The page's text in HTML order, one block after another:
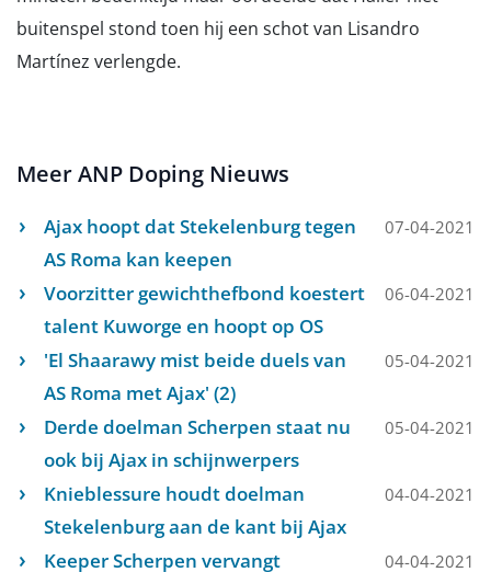
buitenspel stond toen hij een schot van Lisandro
Martínez verlengde.
Meer ANP Doping Nieuws
Ajax hoopt dat Stekelenburg tegen
AS Roma kan keepen
07-04-2021
Voorzitter gewichthefbond koestert
talent Kuworge en hoopt op OS
06-04-2021
'El Shaarawy mist beide duels van
AS Roma met Ajax' (2)
05-04-2021
Derde doelman Scherpen staat nu
ook bij Ajax in schijnwerpers
05-04-2021
Knieblessure houdt doelman
Stekelenburg aan de kant bij Ajax
04-04-2021
Keeper Scherpen vervangt
04-04-2021